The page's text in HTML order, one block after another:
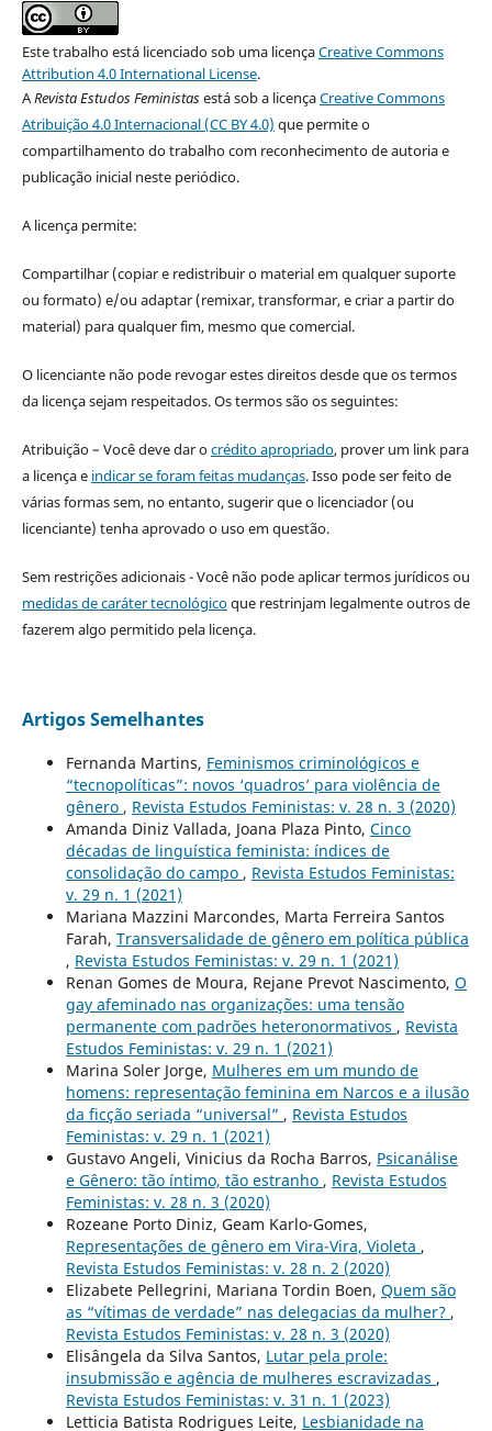
Este trabalho está licenciado sob uma licençaCreative Commons
Attribution 4.0 International License.
ARevista Estudos Feministasestá sob a licençaCreative Commons
Atribuição 4.0 Internacional (CC BY 4.0) que permite o
compartilhamento do trabalho com reconhecimento de autoria e
publicação inicial neste periódico.
A licença permite:
Compartilhar (copiar e redistribuir o material em qualquer suporte
ou formato) e/ou adaptar (remixar, transformar, e criar a partir do
material) para qualquer fim, mesmo que comercial.
O licenciante não pode revogar estes direitos desde que os termos
da licença sejam respeitados. Os termos são os seguintes:
Atribuição – Você deve dar ocrédito apropriado, prover um link para
a licença e indicar se foram feitas mudanças. Isso pode ser feito de
várias formas sem, no entanto, sugerir que o licenciador (ou
licenciante) tenha aprovado o uso em questão.
Sem restrições adicionais - Você não pode aplicar termos jurídicos ou
medidas de caráter tecnológicoque restrinjam legalmente outros de
fazerem algo permitido pela licença.
Artigos Semelhantes
Fernanda Martins, Feminismos criminológicos e
“tecnopolíticas”: novos ‘quadros’ para violência de
gênero , Revista Estudos Feministas: v. 28 n. 3 (2020)
Amanda Diniz Vallada, Joana Plaza Pinto, Cinco
décadas de linguística feminista: índices de
consolidação do campo , Revista Estudos Feministas:
v. 29 n. 1 (2021)
Mariana Mazzini Marcondes, Marta Ferreira Santos
Farah, Transversalidade de gênero em política pública
, Revista Estudos Feministas: v. 29 n. 1 (2021)
Renan Gomes de Moura, Rejane Prevot Nascimento, O
gay afeminado nas organizações: uma tensão
permanente com padrões heteronormativos , Revista
Estudos Feministas: v. 29 n. 1 (2021)
Marina Soler Jorge, Mulheres em um mundo de
homens: representação feminina em Narcos e a ilusão
da ficção seriada “universal” , Revista Estudos
Feministas: v. 29 n. 1 (2021)
Gustavo Angeli, Vinicius da Rocha Barros, Psicanálise
e Gênero: tão íntimo, tão estranho , Revista Estudos
Feministas: v. 28 n. 3 (2020)
Rozeane Porto Diniz, Geam Karlo-Gomes,
Representações de gênero em Vira-Vira, Violeta ,
Revista Estudos Feministas: v. 28 n. 2 (2020)
Elizabete Pellegrini, Mariana Tordin Boen, Quem são
as “vítimas de verdade” nas delegacias da mulher? ,
Revista Estudos Feministas: v. 28 n. 3 (2020)
Elisângela da Silva Santos, Lutar pela prole:
insubmissão e agência de mulheres escravizadas ,
Revista Estudos Feministas: v. 31 n. 1 (2023)
Letticia Batista Rodrigues Leite, Lesbianidade na